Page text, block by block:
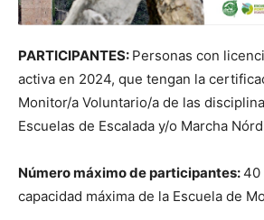
PARTICIPANTES: Personas con
activa en 2024, que tengan la
Monitor/a Voluntario/a de las
Escuelas de Escalada y/o Marcha
Número máximo de participantes:40
capacidad máxima de la Escuela de